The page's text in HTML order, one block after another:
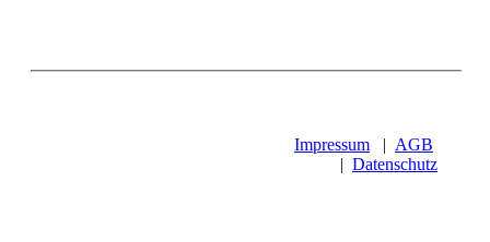
Impressum | AGB
| Datenschutz